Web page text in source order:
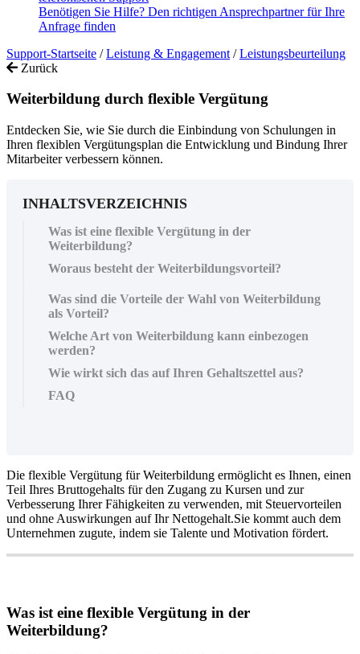
Benötigen Sie Hilfe? Den richtigen Ansprechpartner für Ihre
Anfrage finden
Support-Startseite / Leistung & Engagement / Leistungsbeurteilung
Zurück
Weiterbildung durch flexible Vergütung
Entdecken Sie, wie Sie durch die Einbindung von Schulungen in
Ihren flexiblen Vergütungsplan die Entwicklung und Bindung Ihrer
Mitarbeiter verbessern können.
INHALTSVERZEICHNIS
Was ist eine flexible Vergütung in der
Weiterbildung?
Woraus besteht der Weiterbildungsvorteil?
Was sind die Vorteile der Wahl von Weiterbildung
als Vorteil?
Welche Art von Weiterbildung kann einbezogen
werden?
Wie wirkt sich das auf Ihren Gehaltszettel aus?
FAQ
Die flexible Vergütung für Weiterbildung ermöglicht es Ihnen, einen
Teil Ihres Bruttogehalts für den Zugang zu Kursen und zur
Verbesserung Ihrer Fähigkeiten zu verwenden, mit Steuervorteilen
und ohne Auswirkungen auf Ihr Nettogehalt.Sie kommt auch dem
Unternehmen zugute, indem sie Talente und Motivation fördert.
Was ist eine flexible Vergütung in der
Weiterbildung?